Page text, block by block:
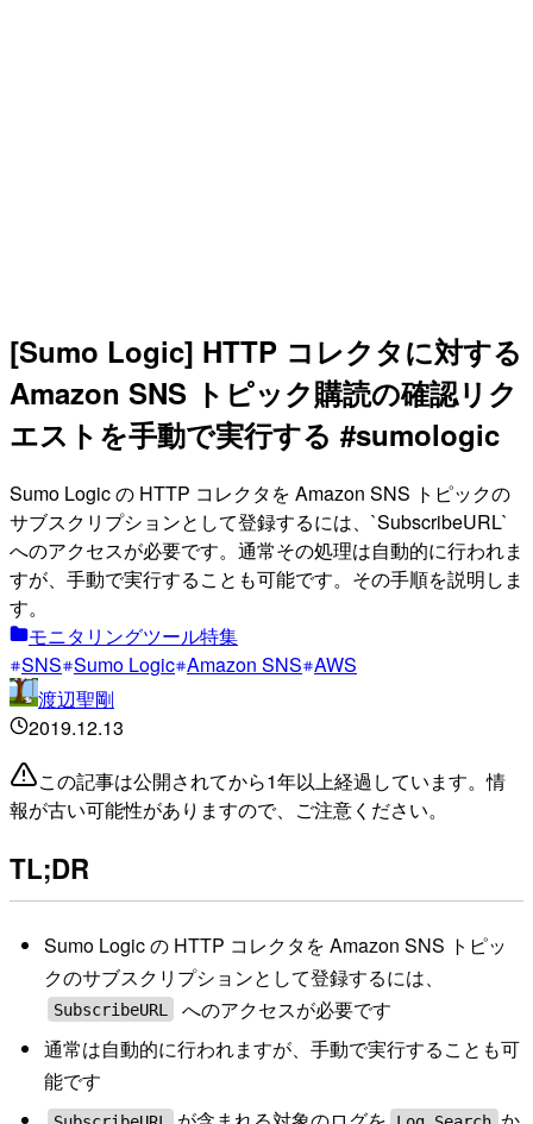
[Sumo Logic] HTTP コレクタに対する
Amazon SNS トピック購読の確認リク
エストを手動で実行する #sumologic
Sumo Logic の HTTP コレクタを Amazon SNS トピックの
サブスクリプションとして登録するには、`SubscribeURL`
へのアクセスが必要です。通常その処理は自動的に行われま
すが、手動で実行することも可能です。その手順を説明しま
す。
モニタリングツール特集
SNS Sumo Logic Amazon SNS AWS
渡辺聖剛
2019.12.13
この記事は公開されてから1年以上経過しています。情
報が古い可能性がありますので、ご注意ください。
TL;DR
Sumo Logic の HTTP コレクタを Amazon SNS トピッ
クのサブスクリプションとして登録するには、
SubscribeURL
へのアクセスが必要です
通常は自動的に行われますが、手動で実行することも可
能です